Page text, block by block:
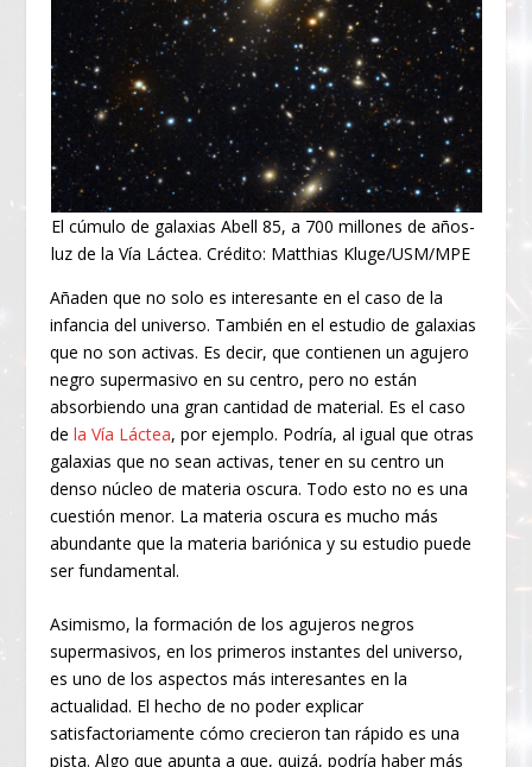
El cúmulo de galaxias Abell 85, a 700 millones de años-
luz de la Vía Láctea. Crédito: Matthias Kluge/USM/MPE
Añaden que no solo es interesante en el caso de la
infancia del universo. También en el estudio de galaxias
que no son activas. Es decir, que contienen un agujero
negro supermasivo en su centro, pero no están
absorbiendo una gran cantidad de material. Es el caso
dela Vía Láctea, por ejemplo. Podría, al igual que otras
galaxias que no sean activas, tener en su centro un
denso núcleo de materia oscura. Todo esto no es una
cuestión menor. La materia oscura es mucho más
abundante que la materia bariónica y su estudio puede
ser fundamental.
Asimismo, la formación de los agujeros negros
supermasivos, en los primeros instantes del universo,
es uno de los aspectos más interesantes en la
actualidad. El hecho de no poder explicar
satisfactoriamente cómo crecieron tan rápido es una
pista. Algo que apunta a que, quizá, podría haber más